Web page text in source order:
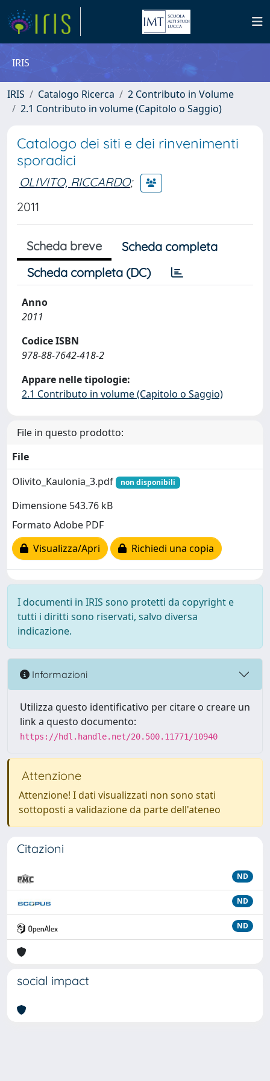
IRIS
IRIS Catalogo Ricerca
2 Contributo in Volume
2.1 Contributo in volume (Capitolo o Saggio)
Catalogo dei siti e dei rinvenimenti
sporadici
OLIVITO, RICCARDO;
2011
Scheda breve
Scheda completa
Scheda completa (DC)
Anno
2011
Codice ISBN
978-88-7642-418-2
Appare nelle tipologie:
2.1 Contributo in volume (Capitolo o Saggio)
File in questo prodotto:
File
Olivito_Kaulonia_3.pdf
non disponibili
Dimensione 543.76 kB
Formato Adobe PDF
Visualizza/Apri
Richiedi una copia
I documenti in IRIS sono protetti da copyright e
tutti i diritti sono riservati, salvo diversa
indicazione.
Informazioni
Utilizza questo identificativo per citare o creare un
link a questo documento:
https://hdl.handle.net/20.500.11771/10940
Attenzione
Attenzione! I dati visualizzati non sono stati
sottoposti a validazione da parte dell'ateneo
Citazioni
ND
ND
ND
social impact